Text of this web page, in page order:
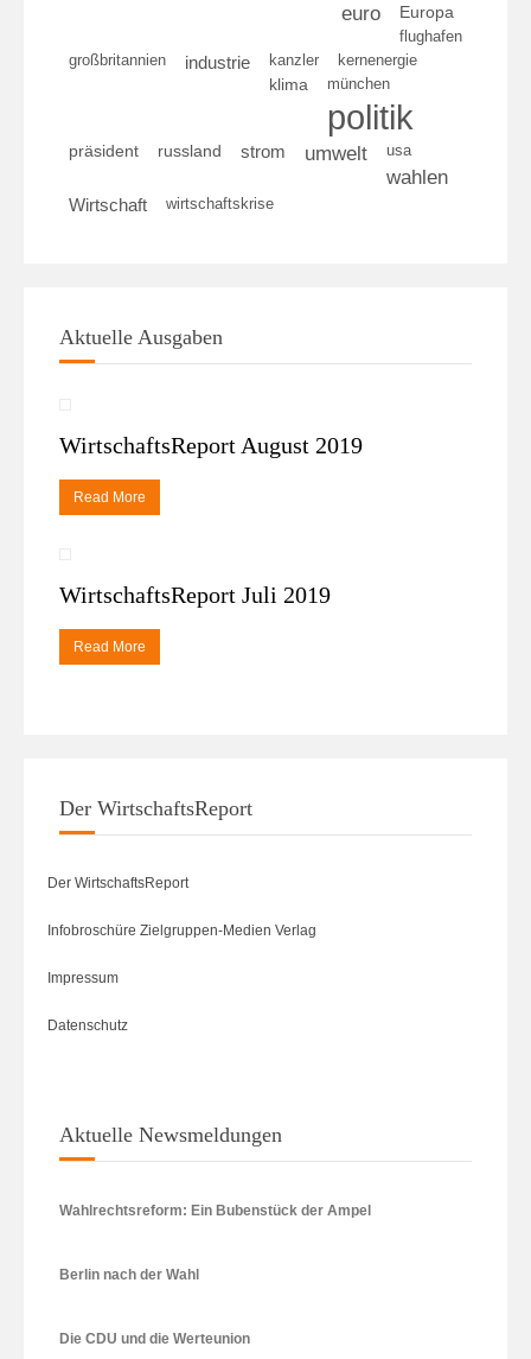
euro Europa
flughafen
großbritannien industrie kanzler kernenergie
klima münchen
politik
präsident russland strom umwelt usa
wahlen
Wirtschaft wirtschaftskrise
Aktuelle Ausgaben
WirtschaftsReport August 2019
Read More
WirtschaftsReport Juli 2019
Read More
Der WirtschaftsReport
Der WirtschaftsReport
Infobroschüre Zielgruppen-Medien Verlag
Impressum
Datenschutz
Aktuelle Newsmeldungen
Wahlrechtsreform: Ein Bubenstück der Ampel
Berlin nach der Wahl
Die CDU und die Werteunion